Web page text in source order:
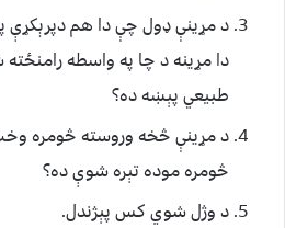
د مړینې ډول چې دا هم دپرېکړې
دا مړینه د چا په واسطه
طبیعي پېښه ده؟
د مړینې څخه وروسته څومره
څومره موده تېره شوې ده؟
د وژل شوي کس پېژندل.